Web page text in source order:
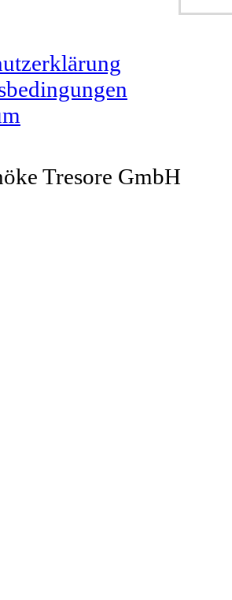
Tresore GmbH